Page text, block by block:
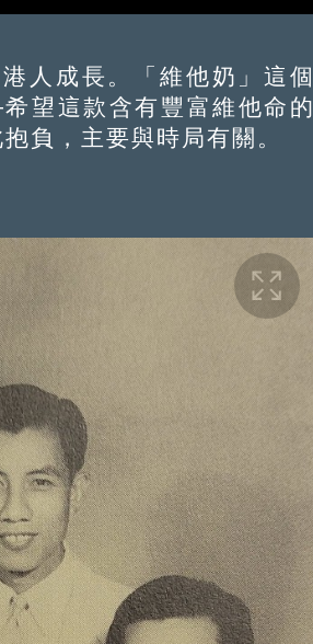
成長。「維他奶」這個
望這款含有豐富維他命的
負，主要與時局有關。